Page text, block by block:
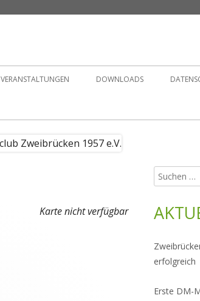
VERANSTALTUNGEN DOWNLOADS
Karte nicht verfügbar
Haupt-
Suchen
nach:
erfolgreich
Erste DM-